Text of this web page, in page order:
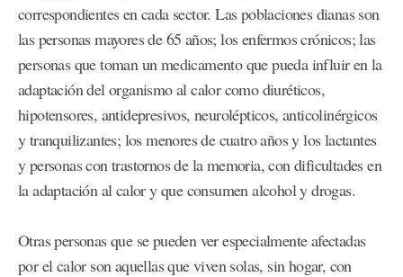
correspondientes en cada sector. Las poblaciones dianas son
las personas mayores de 65 años; los enfermos crónicos; las
personas que toman un medicamento que pueda influir en la
adaptación del organismo al calor como diuréticos,
hipotensores, antidepresivos, neurolépticos, anticolinérgicos
y tranquilizantes; los menores de cuatro años y los lactantes
y personas con trastornos de la memoria, con dificultades en
la adaptación al calor y que consumen alcohol y drogas.
Otras personas que se pueden ver especialmente afectadas
por el calor son aquellas que viven solas, sin hogar, con